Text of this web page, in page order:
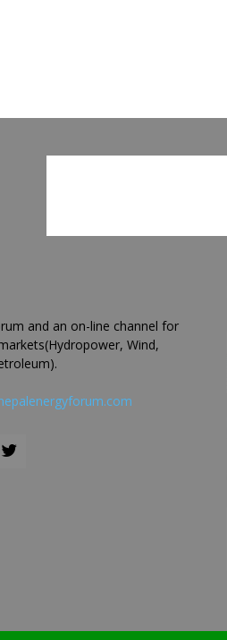
and an on-line channel for
Wind,